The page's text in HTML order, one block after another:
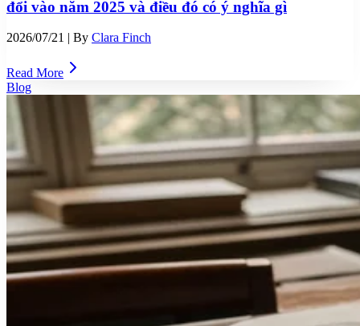
đổi vào năm 2025 và điều đó có ý nghĩa gì
2026/07/21 | By Clara Finch
Read More
Blog